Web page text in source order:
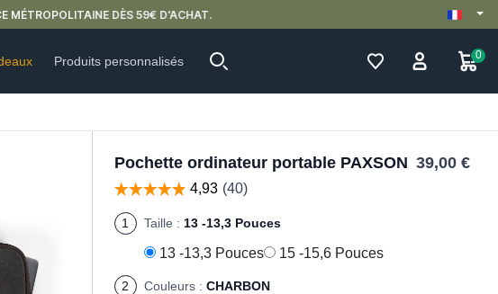
59€ D'ACHAT.
Produits personnalisés 0
Pochette ordinateur portable PAXSON 39,00 €
1 Taille : 13 -13,3 Pouces
13 -13,3 Pouces 15 -15,6 Pouces
2 Couleurs : CHARBON